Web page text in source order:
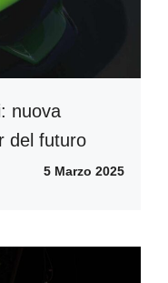
nuova
del futuro
5 Marzo 2025